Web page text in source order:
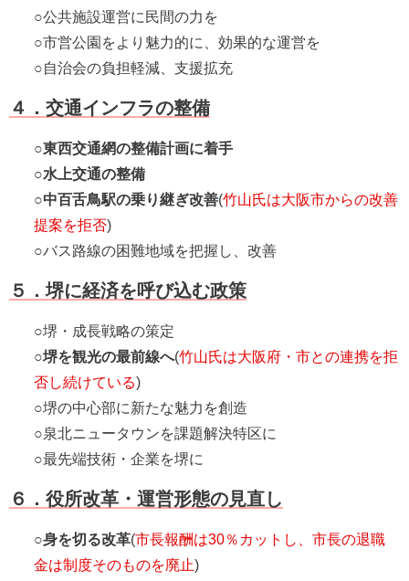
○公共施設運営に民間の力を
○市営公園をより魅力的に、効果的な運営を
○自治会の負担軽減、支援拡充
４．交通インフラの整備
○東西交通網の整備計画に着手
○水上交通の整備
○中百舌鳥駅の乗り継ぎ改善(竹山氏は大阪市からの改善
提案を拒否)
○バス路線の困難地域を把握し、改善
５．堺に経済を呼び込む政策
○堺・成長戦略の策定
○堺を観光の最前線へ(竹山氏は大阪府・市との連携を拒
否し続けている)
○堺の中心部に新たな魅力を創造
○泉北ニュータウンを課題解決特区に
○最先端技術・企業を堺に
６．役所改革・運営形態の見直し
○身を切る改革(市長報酬は30％カットし、市長の退職
金は制度そのものを廃止)